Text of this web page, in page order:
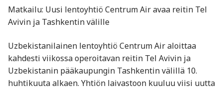
Matkailu: Uusi lentoyhtiö Centrum Air avaa reitin Tel
Avivin ja Tashkentin välille
Uzbekistanilainen lentoyhtiö Centrum Air aloittaa
kahdesti viikossa operoitavan reitin Tel Avivin ja
Uzbekistanin pääkaupungin Tashkentin välillä 10.
huhtikuuta alkaen. Yhtiön laivastoon kuuluu viisi uutta